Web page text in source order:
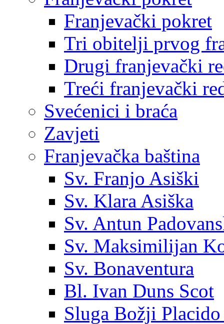
Franjevački pokret
Tri obitelji prvog
Drugi franjevački
Treći franjevački
Svećenici i braća
Zavjeti
Franjevačka baština
Sv. Franjo Asiški
Sv. Klara Asiška
Sv. Antun
Sv. Maksimilijan
Sv. Bonaventura
Bl. Ivan Duns Scot
Sluga Božji Placido